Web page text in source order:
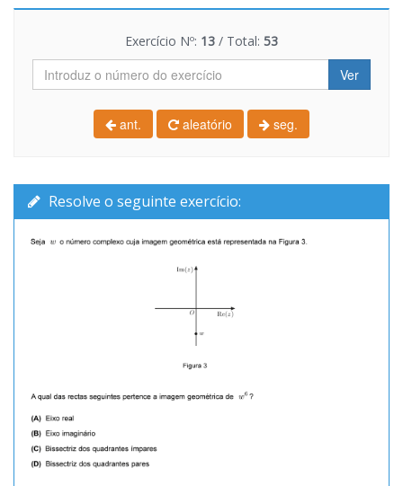
Exercício Nº: 13 / Total: 53
Ver
ant. aleatório seg.
Resolve o seguinte exercício: